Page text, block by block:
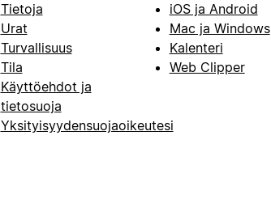
Tietoja
Urat
Turvallisuus
Tila
Käyttöehdot ja
tietosuoja
Yksityisyydensuojaoikeutesi
iOS ja Android
Mac ja Windows
Kalenteri
Web Clipper